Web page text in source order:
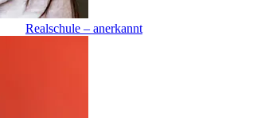
Realschule – anerkannt